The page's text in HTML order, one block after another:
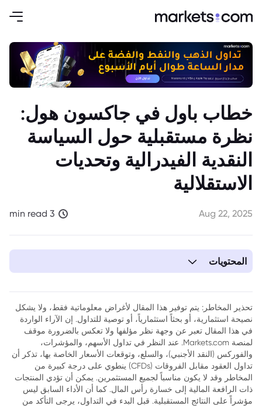
خطاب باول في جاكسون هول:
نظرة مستقبلية حول السياسة
النقدية الفيدرالية وتحديات
الاستقلالية
Aug 22, 2025
3 min read
المحتويات
الفيدرالي
تحذير المخاطر: يتم توفير هذا المقال لأغراض معلوماتية فقط، ولا يشكل
نصيحة استثمارية، أو بحثاً استثمارياً، أو توصية للتداول. إن الآراء الواردة
في هذا المقال تعبر عن وجهة نظر مؤلفها ولا تعكس بالضرورة موقف
لمنصة Markets.com. عند النظر في تداول الأسهم، والمؤشرات،
والفوركس (النقد الأجنبي)، والسلع، وتوقعات الأسعار الخاصة بها، تذكر أن
تداول العقود مقابل الفروقات (CFDs) ينطوي على درجة كبيرة من
المخاطر وقد لا يكون مناسباً لجميع المستثمرين. يمكن أن تؤدي المنتجات
ذات الرافعة المالية إلى خسارة رأس المال. كما أن الأداء السابق ليس
مؤشراً على النتائج المستقبلية. قبل البدء في التداول، يرجى التأكد من